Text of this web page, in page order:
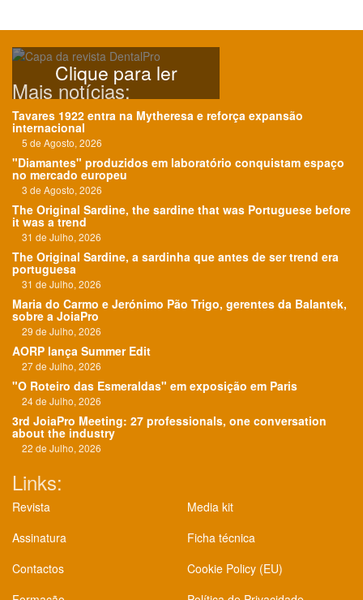
Clique para ler
Mais notícias:
Tavares 1922 entra na Mytheresa e reforça expansão
internacional
5 de Agosto, 2026
"Diamantes" produzidos em laboratório conquistam espaço
no mercado europeu
3 de Agosto, 2026
The Original Sardine, the sardine that was Portuguese before
it was a trend
31 de Julho, 2026
The Original Sardine, a sardinha que antes de ser trend era
portuguesa
31 de Julho, 2026
Maria do Carmo e Jerónimo Pão Trigo, gerentes da Balantek,
sobre a JoiaPro
29 de Julho, 2026
AORP lança Summer Edit
27 de Julho, 2026
"O Roteiro das Esmeraldas" em exposição em Paris
24 de Julho, 2026
3rd JoiaPro Meeting: 27 professionals, one conversation
about the industry
22 de Julho, 2026
Links:
Revista
Assinatura
Contactos
Media kit
Ficha técnica
Cookie Policy (EU)